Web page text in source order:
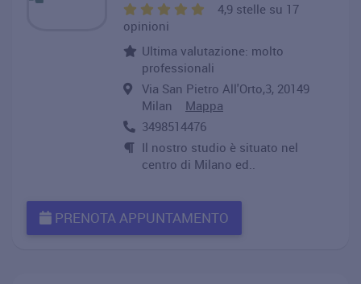
4,9 stelle su 17
opinioni
Ultima valutazione: molto
professionali
Via San Pietro All'Orto,3, 20149
Milan Mappa
3498514476
Il nostro studio è situato nel
centro di Milano ed..
PRENOTA APPUNTAMENTO